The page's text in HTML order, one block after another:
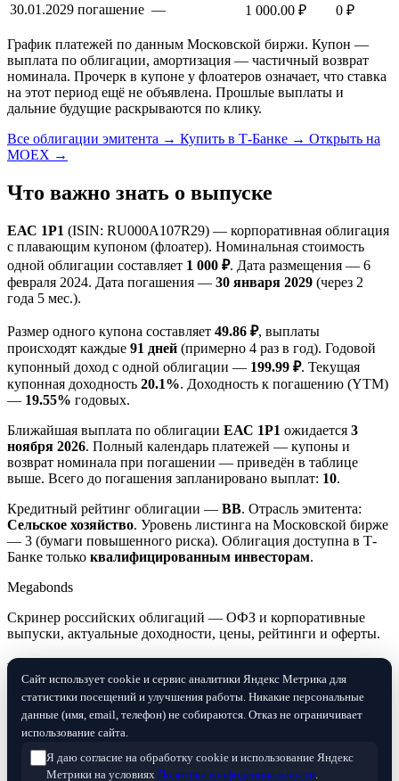
30.01.2029 погашение — 1 000.00 ₽ 0 ₽
График платежей по данным Московской биржи. Купон —
выплата по облигации, амортизация — частичный возврат
номинала. Прочерк в купоне у флоатеров означает, что ставка
на этот период ещё не объявлена. Прошлые выплаты и
дальние будущие раскрываются по клику.
Все облигации эмитента → Купить в Т-Банке → Открыть на
MOEX →
Что важно знать о выпуске
ЕАС 1P1 (ISIN: RU000A107R29) — корпоративная облигация
с плавающим купоном (флоатер). Номинальная стоимость
одной облигации составляет 1 000 ₽. Дата размещения — 6
февраля 2024. Дата погашения — 30 января 2029 (через 2
года 5 мес.).
Размер одного купона составляет 49.86 ₽, выплаты
происходят каждые 91 дней (примерно 4 раз в год). Годовой
купонный доход с одной облигации — 199.99 ₽. Текущая
купонная доходность 20.1%. Доходность к погашению (YTM)
— 19.55% годовых.
Ближайшая выплата по облигации ЕАС 1P1 ожидается 3
ноября 2026. Полный календарь платежей — купоны и
возврат номинала при погашении — приведён в таблице
выше. Всего до погашения запланировано выплат: 10.
Кредитный рейтинг облигации — BB. Отрасль эмитента:
Сельское хозяйство. Уровень листинга на Московской бирже
— 3 (бумаги повышенного риска). Облигация доступна в Т-
Банке только квалифицированным инвесторам.
Megabonds
Скринер российских облигаций — ОФЗ и корпоративные
выпуски, актуальные доходности, цены, рейтинги и оферты.
Разделы
Скринер облигаций
Ключевая ставка ЦБ
RUONIA
Информация на сайте не является индивидуальной
Сайт использует cookie и сервис аналитики Яндекс Метрика для
статистики посещений и улучшения работы. Никакие персональные
данные (имя, email, телефон) не собираются. Отказ не ограничивает
использование сайта.
Я даю согласие на обработку cookie и использование Яндекс
Метрики на условиях Политики конфиденциальности.